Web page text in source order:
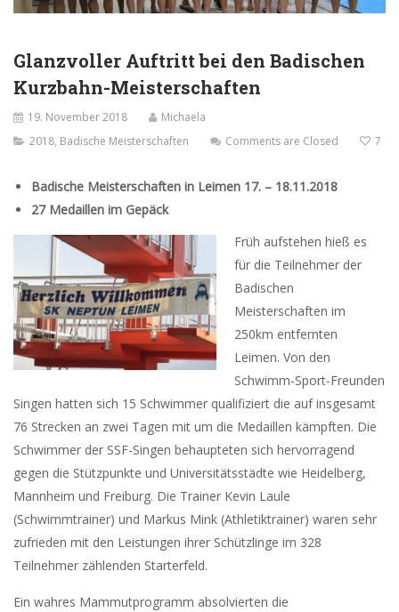
Glanzvoller Auftritt bei den Badischen
Kurzbahn-Meisterschaften
19. November 2018
Michaela
2018, Badische Meisterschaften Comments are Closed 7
Badische Meisterschaften in Leimen 17. – 18.11.2018
27 Medaillen im Gepäck
Früh aufstehen hieß es
für die Teilnehmer der
Badischen
Meisterschaften im
250km entfernten
Leimen. Von den
Schwimm-Sport-Freunden
Singen hatten sich 15 Schwimmer qualifiziert die auf insgesamt
76 Strecken an zwei Tagen mit um die Medaillen kämpften. Die
Schwimmer der SSF-Singen behaupteten sich hervorragend
gegen die Stützpunkte und Universitätsstädte wie Heidelberg,
Mannheim und Freiburg. Die Trainer Kevin Laule
(Schwimmtrainer) und Markus Mink (Athletiktrainer) waren sehr
zufrieden mit den Leistungen ihrer Schützlinge im 328
Teilnehmer zählenden Starterfeld.
Ein wahres Mammutprogramm absolvierten die